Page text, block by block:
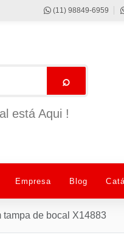
(11) 98849-6959
⌕
está Aqui !
Empresa Blog
de bocal X14883